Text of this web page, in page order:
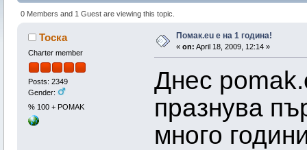
0 Members and 1 Guest are viewing this topic.
Тоска
Charter member
Posts: 2349
Gender:
% 100 + POMAK
Помак.eu e на 1 година!
« on: April 18, 2009, 12:14 »
Днес
празнува
много